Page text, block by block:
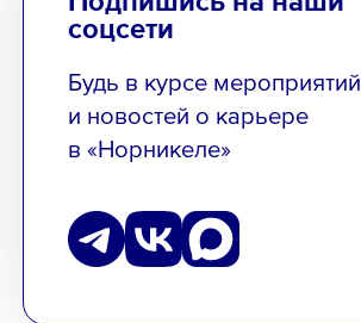
соцсети
Будь в курсе мероприятий
и новостей о карьере
в «Норникеле»